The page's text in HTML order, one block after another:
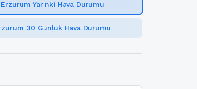
Erzurum Yarınki Hava Durumu
30 Günlük Hava Durumu